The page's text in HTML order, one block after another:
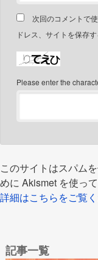
次回のコメントで
ドレス、サイトを保存す
Please enter the
このサイトはスパム
めに Akismet を使って
詳細はこちらをご覧
記事一覧